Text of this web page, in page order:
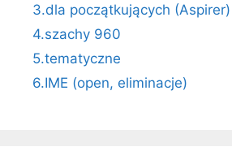
3.dla początkujących (Aspirer)
4.szachy 960
5.tematyczne
6.IME (open, eliminacje)